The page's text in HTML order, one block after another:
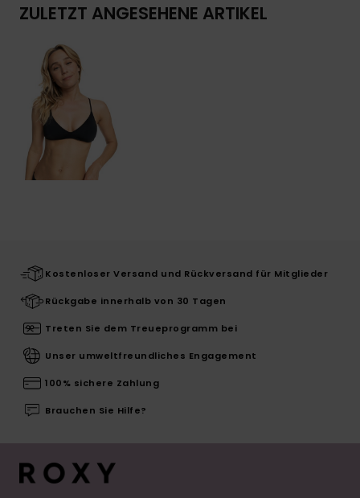
ZULETZT ANGESEHENE ARTIKEL
Kostenloser Versand und Rückversand für Mitglieder
Rückgabe innerhalb von 30 Tagen
Treten Sie dem Treueprogramm bei
Unser umweltfreundliches Engagement
100% sichere Zahlung
Brauchen Sie Hilfe?